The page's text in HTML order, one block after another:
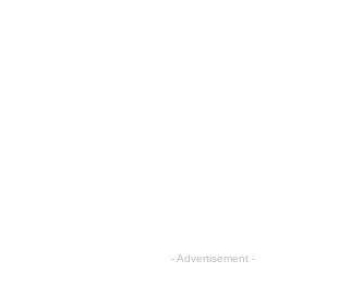
- Advertisement -